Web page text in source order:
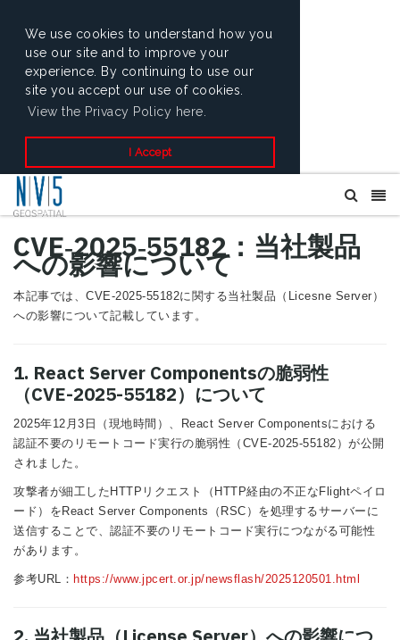
We use cookies to understand how you
use our site and to improve your
experience. By continuing to use our
site you accept our use of cookies.
View the Privacy Policy here.
I Accept
CVE‑2025‑55182：当社製品
への影響について
本記事では、CVE‑2025‑55182に関する当社製品（Licesne Server）
への影響について記載しています。
1. React Server Componentsの脆弱性
（CVE-2025-55182）について
2025年12月3日（現地時間）、React Server Componentsにおける
認証不要のリモートコード実行の脆弱性（CVE-2025-55182）が公開
されました。
攻撃者が細工したHTTPリクエスト（HTTP経由の不正なFlightペイロ
ード）をReact Server Components（RSC）を処理するサーバーに
送信することで、認証不要のリモートコード実行につながる可能性
があります。
参考URL： https://www.jpcert.or.jp/newsflash/2025120501.html